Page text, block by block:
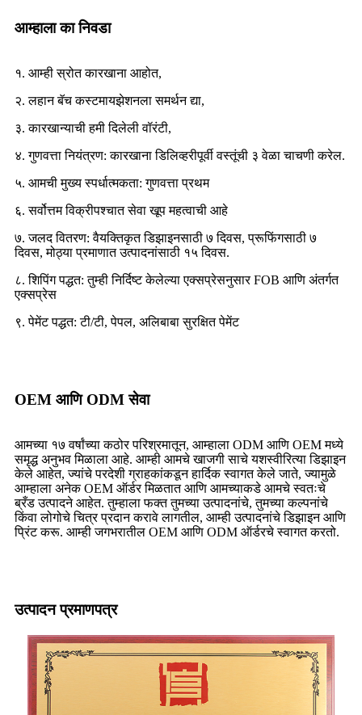
आम्हाला का निवडा
१. आम्ही स्रोत कारखाना आहोत,
२. लहान बॅच कस्टमायझेशनला समर्थन द्या,
३. कारखान्याची हमी दिलेली वॉरंटी,
४. गुणवत्ता नियंत्रण: कारखाना डिलिव्हरीपूर्वी वस्तूंची ३ वेळा चाचणी करेल.
५. आमची मुख्य स्पर्धात्मकता: गुणवत्ता प्रथम
६. सर्वोत्तम विक्रीपश्चात सेवा खूप महत्वाची आहे
७. जलद वितरण: वैयक्तिकृत डिझाइनसाठी ७ दिवस, प्रूफिंगसाठी ७
दिवस, मोठ्या प्रमाणात उत्पादनांसाठी १५ दिवस.
८. शिपिंग पद्धत: तुम्ही निर्दिष्ट केलेल्या एक्सप्रेसनुसार FOB आणि अंतर्गत
एक्सप्रेस
९. पेमेंट पद्धत: टी/टी, पेपल, अलिबाबा सुरक्षित पेमेंट
OEM आणि ODM सेवा
आमच्या १७ वर्षांच्या कठोर परिश्रमातून, आम्हाला ODM आणि OEM मध्ये
समृद्ध अनुभव मिळाला आहे. आम्ही आमचे खाजगी साचे यशस्वीरित्या डिझाइन
केले आहेत, ज्यांचे परदेशी ग्राहकांकडून हार्दिक स्वागत केले जाते, ज्यामुळे
आम्हाला अनेक OEM ऑर्डर मिळतात आणि आमच्याकडे आमचे स्वतःचे
ब्रँड उत्पादने आहेत. तुम्हाला फक्त तुमच्या उत्पादनांचे, तुमच्या कल्पनांचे
किंवा लोगोचे चित्र प्रदान करावे लागतील, आम्ही उत्पादनांचे डिझाइन आणि
प्रिंट करू. आम्ही जगभरातील OEM आणि ODM ऑर्डरचे स्वागत करतो.
उत्पादन प्रमाणपत्र